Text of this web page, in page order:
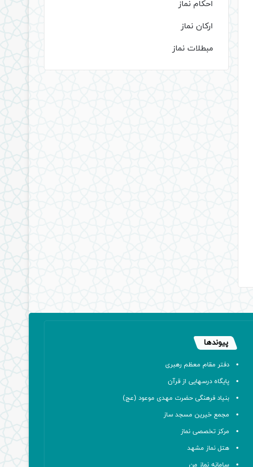
احکام نماز
ارکان نماز
مبطلات نماز
پیوندها
دفتر مقام معظم رهبری
پایگاه درسهایی از قرآن
بنیاد فرهنگی حضرت مهدی موعود (عج)
مجمع خیرین مسجد ساز
مرکز تخصصی نماز
هتل نماز مشهد
سامانه نماز من